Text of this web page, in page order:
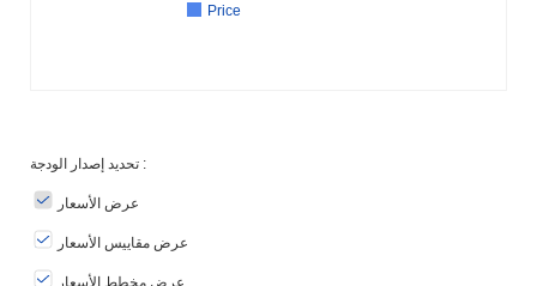
Price
تحديد إصدار الودجة :
عرض الأسعار
عرض مقاييس الأسعار
عرض مخطط الأسعار